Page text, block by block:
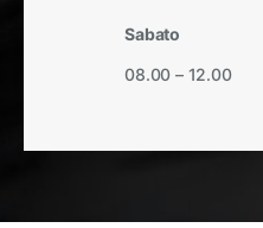
Sabato
08.00 – 12.00